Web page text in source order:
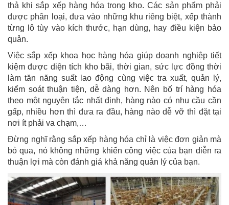
thả khi sắp xếp hàng hóa trong kho. Các sản phẩm phải
được phân loại, đưa vào những khu riêng biệt, xếp thành
từng lô tùy vào kích thước, hạn dùng, hay điều kiện bảo
quản.
Việc sắp xếp khoa học hàng hóa giúp doanh nghiệp tiết
kiệm được diện tích kho bãi, thời gian, sức lực đồng thời
làm tăn năng suất lao động cùng việc tra xuất, quản lý,
kiểm soát thuận tiện, dễ dàng hơn. Nên bố trí hàng hóa
theo một nguyên tắc nhất định, hàng nào có nhu cầu cần
gấp, nhiều hơn thì đưa ra đầu, hàng nào dễ vỡ thì đặt tại
nơi ít phải va chạm,…
Đừng nghĩ rằng sắp xếp hàng hóa chỉ là việc đơn giản mà
bỏ qua, nó không những khiến công việc của bạn diễn ra
thuận lợi mà còn đánh giá khả năng quản lý của bạn.